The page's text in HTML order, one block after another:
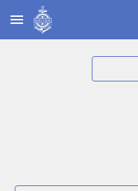
Skip to main content